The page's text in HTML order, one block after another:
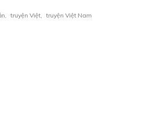
truyện Việt truyện Việt Nam